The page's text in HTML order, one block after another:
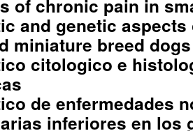
of chronic pain in
and genetic
miniature breed
citologico e
de enfermedades
inferiores en los